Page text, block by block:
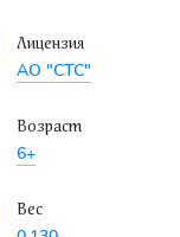
Лицензия
АО "СТС"
Возраст
6+
Вес